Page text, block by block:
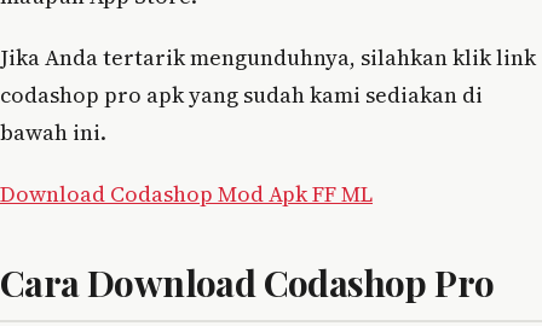
Jika Anda tertarik mengunduhnya, silahkan klik link
codashop pro apk yang sudah kami sediakan di
bawah ini.
Download Codashop Mod Apk FF ML
Cara Download Codashop Pro